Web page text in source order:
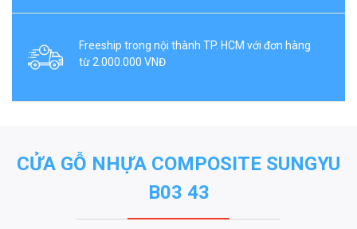
Freeship trong nội thành TP. HCM với đơn hàng
từ 2.000.000 VNĐ
CỬA GỖ NHỰA COMPOSITE SUNGYU
B03 43